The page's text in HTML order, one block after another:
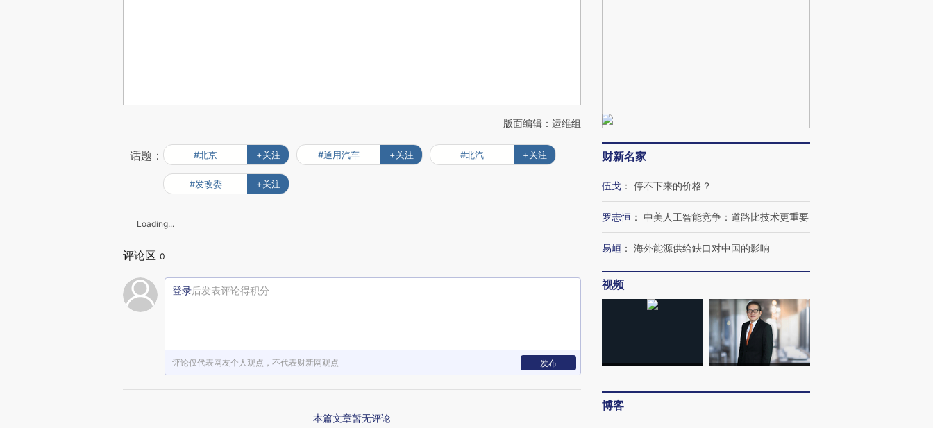
版面编辑：运维组
话题： #北京 +关注 #通用汽车 +关注 #北汽 +关注
#发改委 +关注
Loading...
评论区 0
登录后发表评论得积分
评论仅代表网友个人观点，不代表财新网观点 发布
本篇文章暂无评论
财新名家
伍戈 ： 停不下来的价格？
罗志恒 ： 中美人工智能竞争：道路比技术更重要
易峘 ： 海外能源供给缺口对中国的影响
视频
博客